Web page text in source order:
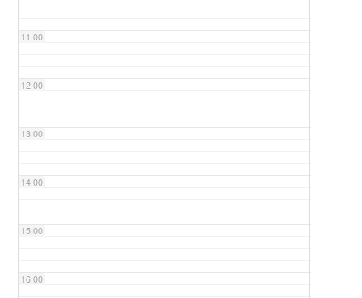
11:00
12:00
13:00
14:00
15:00
16:00